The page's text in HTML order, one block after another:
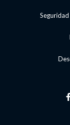
Seguridad